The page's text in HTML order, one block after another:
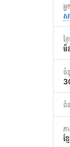
អ្
ស
ថ្
មិ
ចំ
ជំ
ភ
ខ្ម